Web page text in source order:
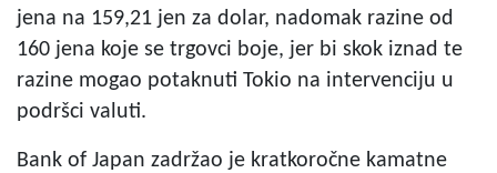
jena na 159,21 jen za dolar, nadomak razine od
160 jena koje se trgovci boje, jer bi skok iznad te
razine mogao potaknuti Tokio na intervenciju u
podršci valuti.
Bank of Japan zadržao je kratkoročne kamatne